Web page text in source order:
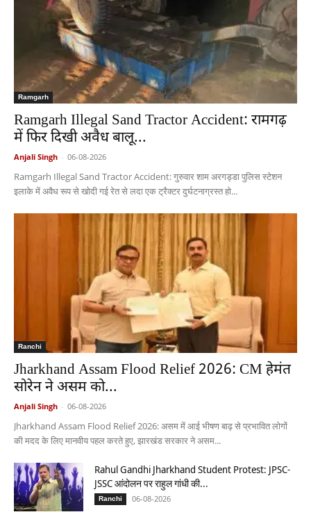
Ramgarh
Ramgarh Illegal Sand Tractor Accident: रामगढ़
में फिर दिखी अवैध बालू...
Anjali Singh - 06-08-2026
Ramgarh Illegal Sand Tractor Accident: गुरुवार शाम अरगड्डा पुलिस स्टेशन
इलाके में अवैध रूप से खोदी गई रेत से लदा एक ट्रैक्टर दुर्घटनाग्रस्त हो...
Ranchi
Jharkhand Assam Flood Relief 2026: CM हेमंत
सोरेन ने असम को...
Anjali Singh - 06-08-2026
Jharkhand Assam Flood Relief 2026: असम में आई भीषण बाढ़ से प्रभावित लोगों
की मदद के लिए मानवीय पहल करते हुए, झारखंड सरकार ने असम...
Rahul Gandhi Jharkhand Student Protest: JPSC-
JSSC आंदोलन पर राहुल गांधी की...
Ranchi 06-08-2026